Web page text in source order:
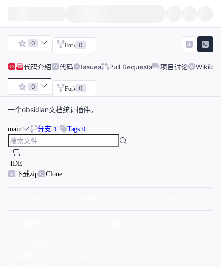
0 Fork 0
代码介绍 代码 Issues Pull Requests 项目讨论 Wiki
0 Fork 0
一个obsidian文档统计插件。
main 分支 1 Tags 0
IDE
下载zip
Clone